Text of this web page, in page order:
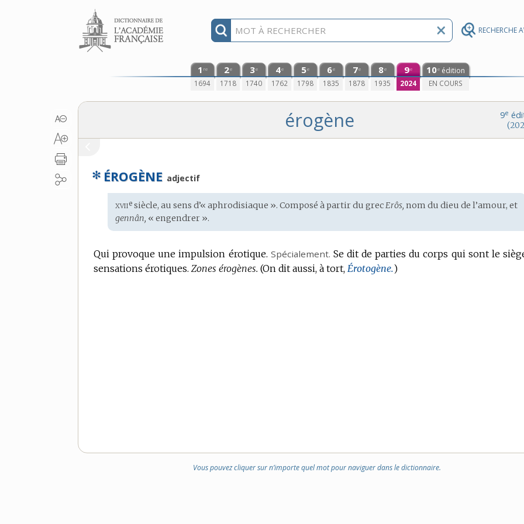
RECHERCHE
Aller au contenu
1 re
1694
2e
1718
3e
1740
4e
1762
5e
1798
6e
1835
7e
1878
8e
1935
9e
2024
10e édition
EN COURS
9e
érogène
✻ ÉROGÈNE adjectif
Étymologie
:
xviie siècle, au sens d’« aphrodisiaque ». Composé à partir dugrecErôs, nom du dieu de l’amour, et
gennân, « engendrer ».
Qui provoque une impulsion érotique. Spécialement. Se dit de parties du corps qui sont le
sensations érotiques. Zones érogènes. (On dit aussi, à tort, Érotogène.)
Vous pouvez cliquer sur n’importe quel mot pour naviguer dans le dictionnaire.